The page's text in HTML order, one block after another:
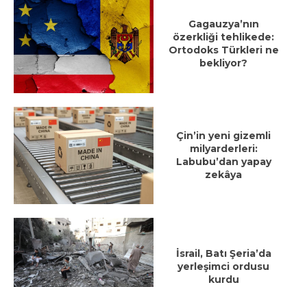
Gagauzya’nın
özerkliği tehlikede:
Ortodoks Türkleri ne
bekliyor?
Çin’in yeni gizemli
milyarderleri:
Labubu’dan yapay
zekâya
İsrail, Batı Şeria’da
yerleşimci ordusu
kurdu